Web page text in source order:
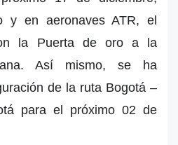
y en aeronaves ATR, el
la Puerta de oro a la
Así mismo, se ha
de la ruta Bogotá –
para el próximo 02 de